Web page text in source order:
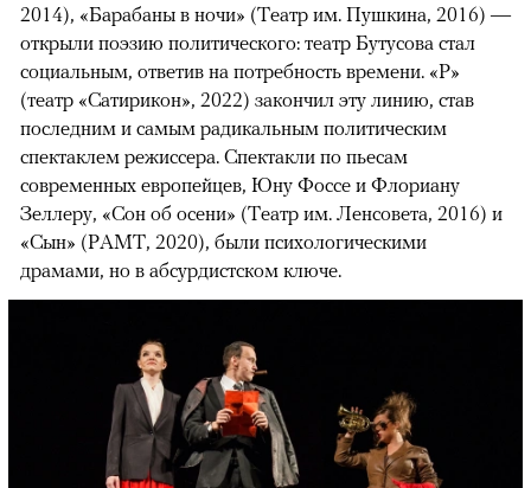
2014), «Барабаны в ночи» (Театр им. Пушкина, 2016) —
открыли поэзию политического: театр Бутусова стал
социальным, ответив на потребность времени. «Р»
(театр «Сатирикон», 2022) закончил эту линию, став
последним и самым радикальным политическим
спектаклем режиссера. Спектакли по пьесам
современных европейцев, Юну Фоссе и Флориану
Зеллеру, «Сон об осени» (Театр им. Ленсовета, 2016) и
«Сын» (РАМТ, 2020), были психологическими
драмами, но в абсурдистском ключе.